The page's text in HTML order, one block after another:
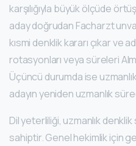
karşılığıyla büyük ölçüde
aday doğrudan Facharzt
kısmi denklik kararı çıkar ve
rotasyonları veya süreleri
Üçüncü durumda ise
adayın yeniden uzmanlık
Dil yeterliliği, uzmanlık
sahiptir. Genel hekimlik için